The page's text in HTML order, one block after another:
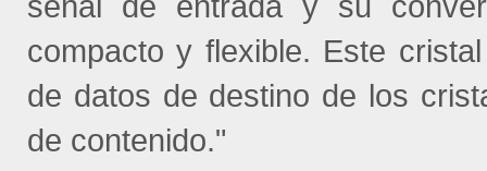
compacto y flexible. Este
de datos de destino de los
de contenido."